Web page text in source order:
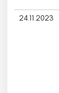
24.11.2023